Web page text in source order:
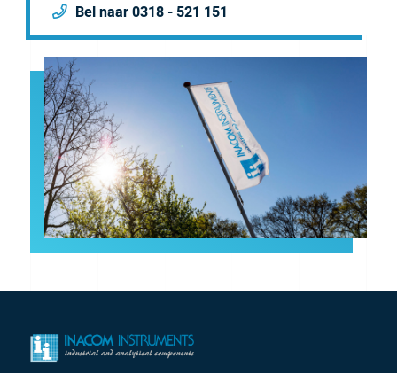
Bel naar 0318 - 521 151